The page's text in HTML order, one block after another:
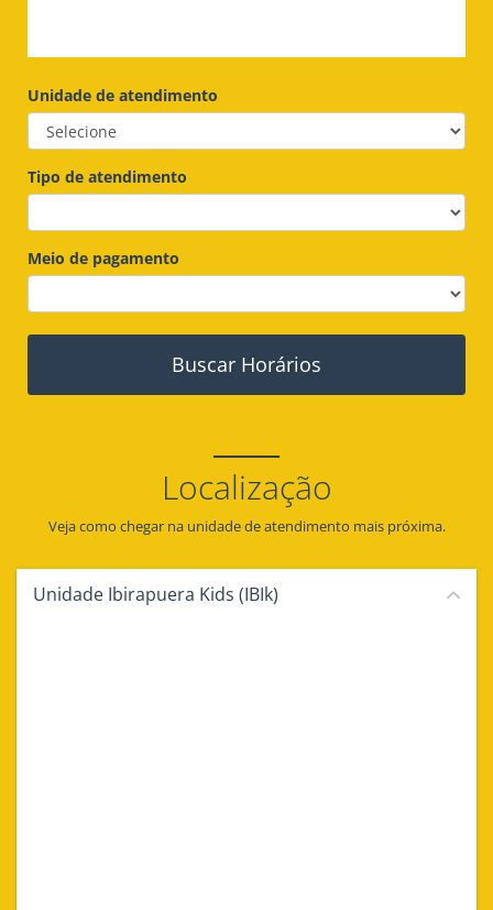
Unidade de atendimento
Tipo de atendimento
Meio de pagamento
Buscar Horários
Localização
Veja como chegar na unidade de atendimento mais próxima.
Unidade Ibirapuera Kids (IBIk)